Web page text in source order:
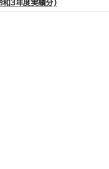
和3年度実績分)